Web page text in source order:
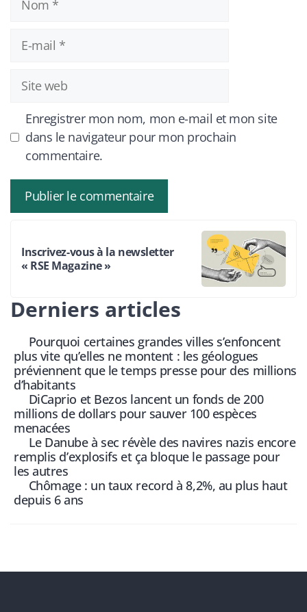
mail
Site
web
Enregistrer mon nom, mon e-mail et mon site
dans le navigateur pour mon prochain
commentaire.
Inscrivez-vous à la newsletter
« RSE Magazine »
Derniers articles
Pourquoi certaines grandes villes s’enfoncent
plus vite qu’elles ne montent : les géologues
préviennent que le temps presse pour des millions
d’habitants
DiCaprio et Bezos lancent un fonds de 200
millions de dollars pour sauver 100 espèces
menacées
Le Danube à sec révèle des navires nazis encore
remplis d’explosifs et ça bloque le passage pour
les autres
Chômage : un taux record à 8,2%, au plus haut
depuis 6 ans